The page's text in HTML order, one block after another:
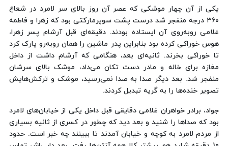
یکی از آن چهار موشکی که عصر آن روز بالای سر لامرد در شعاع
۳۶۰ درجه منفجر شد درست پشت سوپرمارکتی بود که زهرا و فاطمه
غلامی روبه‌روی آن ایستاده بودند. دقیقه‌ای قبل آرشام پسر زهرا،
هوس خوراکی کرده بود بنابراین پدر ماشین‌ را همان روبه‌رو پارک کرد
تا خوراکی بخرند. ثانیه‌ای بعد، هنگامی که آرشام داشت از داخل
مغازه برای خاله و مادر دست تکان می‌داد، موشک بالای سرشان
منفجر شد. بعد دیگر صدا به صدا نمی‌رسید، موشک و ترکش‌هایش
تصویر خنده‌ها را به گریه تبدیل کردند.
جواد، برادر خواهران غلامی دقایقی قبل داخل یکی از خیابان‌های لامرد
بود که صداها را شنید و بعد دید که چطور در کسری از ثانیه بسیاری
از مردم لامرد به کوچه و خیابان آمدند تا ببینند چه خبر است. حدود